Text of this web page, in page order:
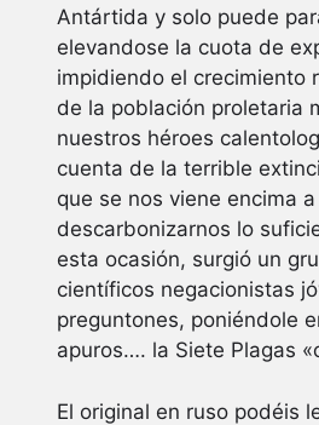
Antártida y solo puede
elevandose la cuota de
impidiendo el crecimiento
de la población proletaria
nuestros héroes
cuenta de la terrible
que se nos viene encima
descarbonizarnos lo
esta ocasión, surgió un
científicos negacionistas
preguntones, poniéndole
apuros…. la Siete Plagas
El original en ruso podéis